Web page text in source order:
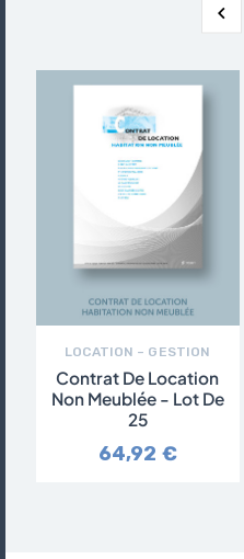

LOCATION – GESTION
Contrat De Location
Non Meublée - Lot De
25
64,92 €